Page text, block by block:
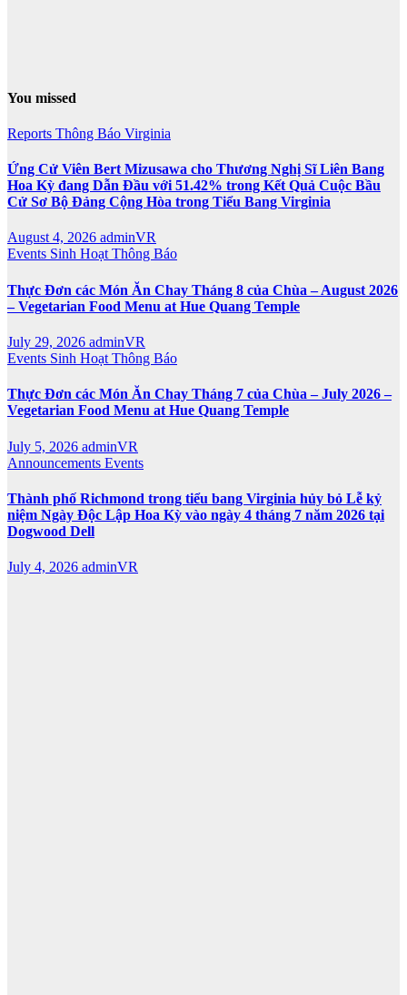
You missed
Reports Thông Báo Virginia
Ứng Cử Viên Bert Mizusawa cho Thương Nghị Sĩ Liên Bang
Hoa Kỳ đang Dẫn Đầu với 51.42% trong Kết Quả Cuộc Bầu
Cử Sơ Bộ Đảng Cộng Hòa trong Tiểu Bang Virginia
August 4, 2026 adminVR
Events Sinh HoạtThông Báo
Thực Đơn các Món Ăn Chay Tháng 8 của Chùa – August 2026
– Vegetarian Food Menu at Hue Quang Temple
July 29, 2026 adminVR
Events Sinh Hoạt Thông Báo
Thực Đơn các Món Ăn Chay Tháng 7 của Chùa – July 2026 –
Vegetarian Food Menu at Hue Quang Temple
July 5, 2026 adminVR
Announcements Events
Thành phố Richmond trong tiểu bang Virginia hủy bỏ Lễ kỷ
niệm Ngày Độc Lập Hoa Kỳ vào ngày 4 tháng 7 năm 2026 tại
Dogwood Dell
July 4, 2026 adminVR